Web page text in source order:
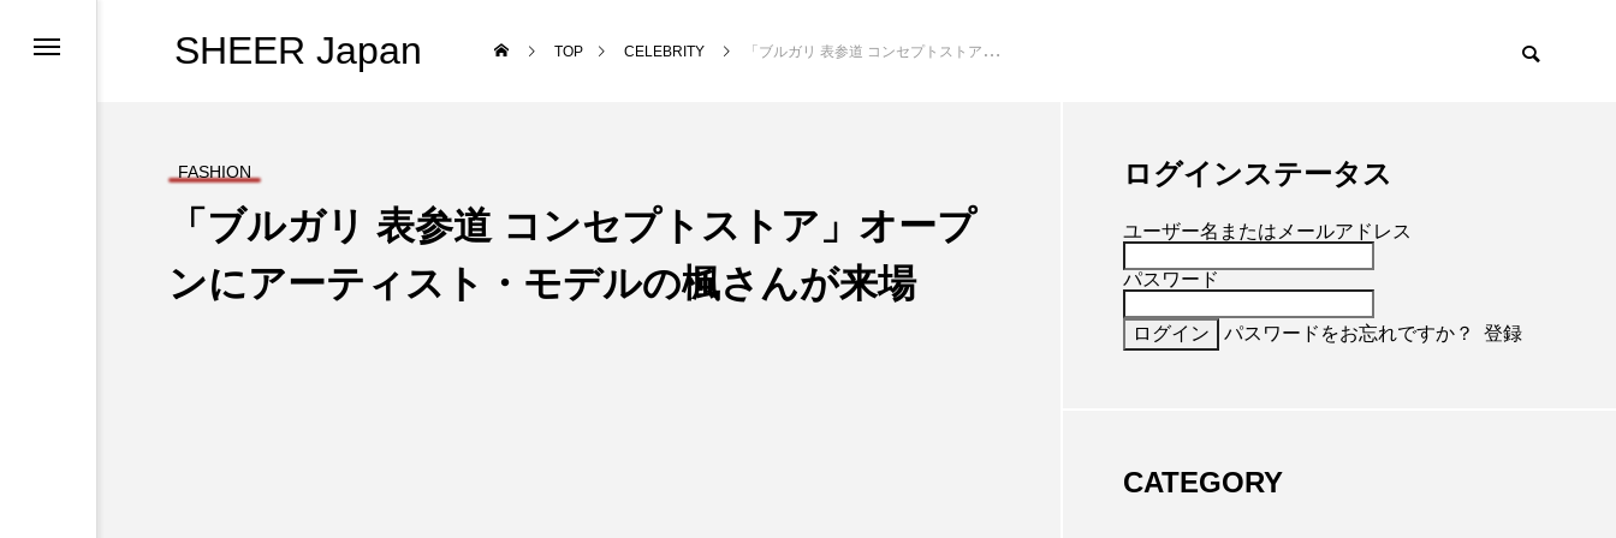
SHEER Japan TOP CELEBRITY 「ブルガリ 表参道 コンセプトストア」オープンにアーティスト・モデルの楓さんが来場
FASHION
「ブルガリ 表参道 コンセプトストア」オープ
ンにアーティスト・モデルの楓さんが来場
ログインステータス
ユーザー名またはメールアドレス
パスワード
パスワードをお忘れですか？ 登録
CATEGORY